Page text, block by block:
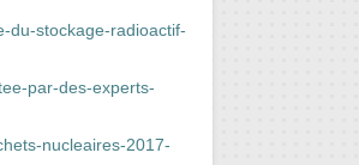
du-stockage-radioactif-
par-des-experts-
nucleaires-2017-